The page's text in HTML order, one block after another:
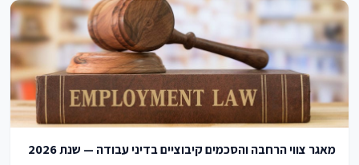
מאגר צווי הרחבה והסכמים קיבוציים בדיני עבודה — שנת 2026